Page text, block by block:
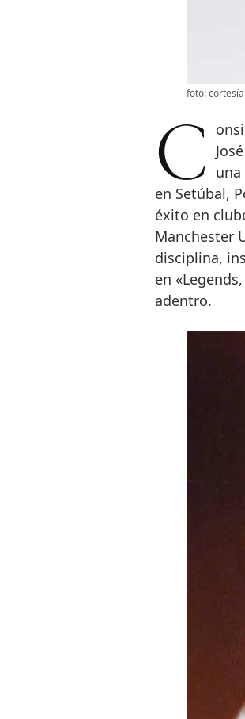
foto: cortesía
Considerado uno de los líderes más influyentes del fútbol moderno,
en Setúbal,
éxito en
Manchester
disciplina,
en
adentro.